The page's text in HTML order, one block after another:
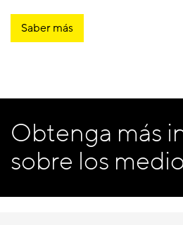
Saber más
Obtenga más
sobre los